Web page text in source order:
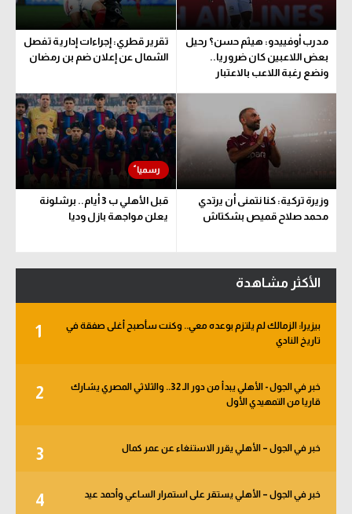
مدرب أوفييدو: هيثم حسن؟ رحيل
بعض اللاعبين كان ضروريا..
ونضع رغبة اللاعب بالاعتبار
تقرير قطري: إجراءات إدارية تفصل
الشمال عن إعلان ضم بن رمضان
وزيرة تركية: كنا نتمنى أن يرتدي
محمد صلاح قميص بشكتاش
قبل الأهلي ب 3 أيام.. برشلونة
يعلن مواجهة بازل وديا
الأكثر مشاهدة
1
بيزيرا: الزمالك لم يلتزم بوعده معي.. وكنت سأصبح أغلى صفقة في
تاريخ النادي
2
خبر في الجول - الأهلي يبدأ من دور الـ 32.. والثلاثي المصري يشارك
قاريا من التمهيدي الأول
3 خبر في الجول – الأهلي يقرر الاستنغاء عن عمر كمال
4 خبر في الجول – الأهلي يستقر على استمرار الساعي وأحمد عيد